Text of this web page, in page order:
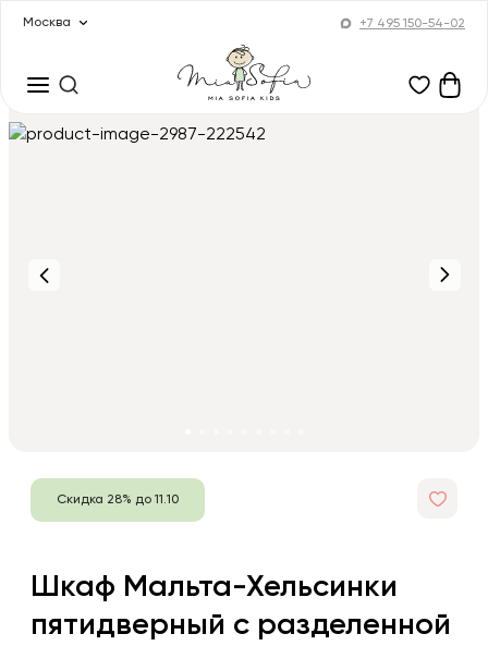
Москва +7 495 150-54-02
Скидка 28% до 11.10
Шкаф Мальта-Хельсинки
пятидверный с разделенной